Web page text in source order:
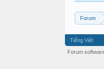
Forum
Tiếng Việt
Forum